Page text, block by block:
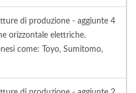
di produzione - aggiunte 4
orizzontale elettriche.
come: Toyo, Sumitomo,